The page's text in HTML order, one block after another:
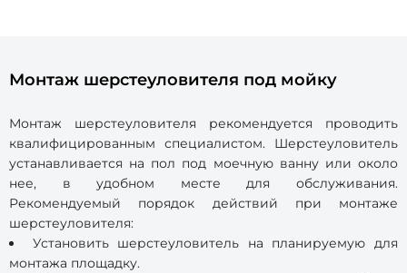
Монтаж шерстеуловителя под мойку
Монтаж шерстеуловителя рекомендуется проводить
квалифицированным специалистом. Шерстеуловитель
устанавливается на пол под моечную ванну или около
нее, в удобном месте для обслуживания.
Рекомендуемый порядок действий при монтаже
шерстеуловителя:
Установить шерстеуловитель на планируемую для
монтажа площадку.